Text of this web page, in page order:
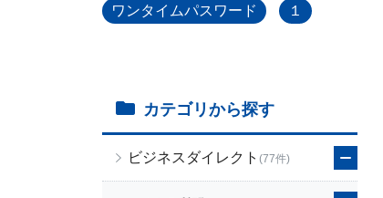
ワンタイムパスワード １
カテゴリから探す
ビジネスダイレクト (77件)